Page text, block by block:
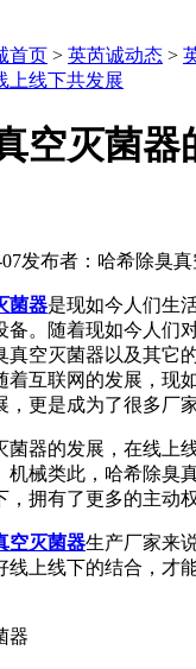
首页 > 英芮诚动态 >
上线下共发展
空灭菌器
发布者：哈希除臭
菌器是现如今人们生
备。随着现如今人们
真空灭菌器以及其它
着互联网的发展，现
更是成为了很多厂
器的发展，在线上
机械类此，哈希除臭
拥有了更多的主动权
空灭菌器生产厂家来
线上线下的结合，才